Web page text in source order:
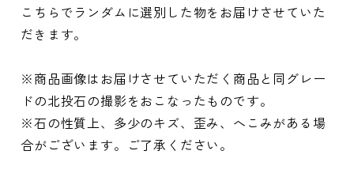
こちらでランダムに選別した物をお届けさせていた
だきます。
※商品画像はお届けさせていただく商品と同グレー
ドの北投石の撮影をおこなったものです。
※石の性質上、多少のキズ、歪み、へこみがある場
合がございます。ご了承ください。